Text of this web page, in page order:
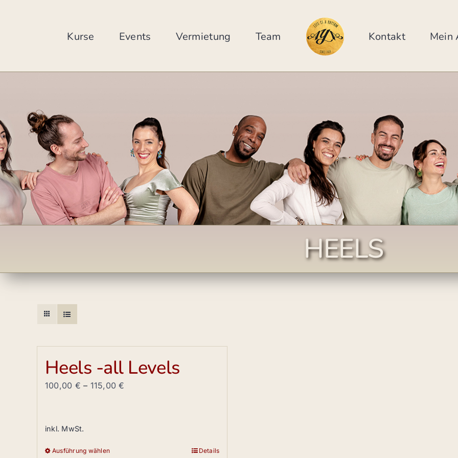
Kurse Events Vermietung Team Kontakt Mein
HEELS
Heels -all Levels
100,00 € – 115,00€
inkl. MwSt.
Ausführung wählenDieses Details